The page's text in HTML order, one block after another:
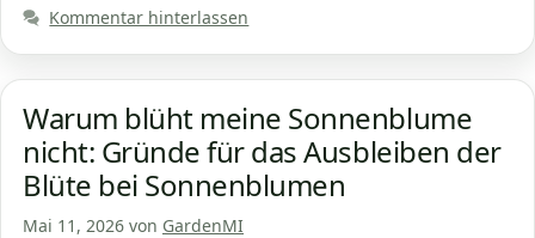
Kommentar hinterlassen
Warum blüht meine Sonnenblume
nicht: Gründe für das Ausbleiben der
Blüte bei Sonnenblumen
Mai 11, 2026 von GardenMI